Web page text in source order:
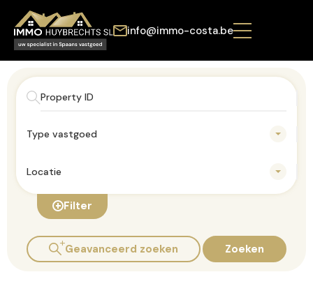
info@immo-costa.be
Type vastgoed
Locatie
Filter
Geavanceerd zoeken Zoeken